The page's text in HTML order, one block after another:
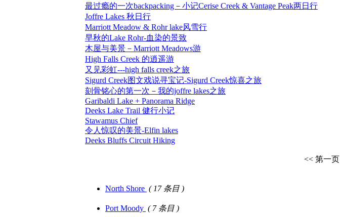
最过瘾的一次backpacking－小记Cerise Creek & Vantage Peak两日行
Joffre Lakes 秋日行
Marriott Meadow & Rohr lake风雪行
早秋的Lake Rohr-血染的景致
木屋与美景－Marriott Meadows游
High Falls Creek 的逍遥游
又见彩虹---high falls creek之旅
Sigurd Creek图文戏说寻宝记-Sigurd Creek惊喜之旅
刻骨铭心的第一次－我的joffre lakes之旅
Garibaldi Lake + Panorama Ridge
Deeks Lake Trail 健行小记
Stawamus Chief
令人惊叹的美景-Elfin lakes
Deeks Bluffs Circuit Hiking
<< 第一页
North Shore ( 17 条目 )
Port Moody ( 7 条目 )